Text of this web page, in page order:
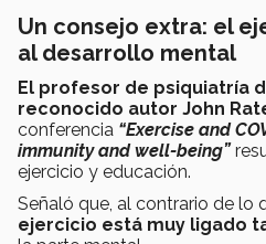
Un consejo extra: el
al desarrollo mental
El profesor de psiquiatría
reconocido autor John
conferencia “Exercise and
immunity and well-being”
ejercicio y educación.
Señaló que, al contrario de lo
ejercicio está muy ligado